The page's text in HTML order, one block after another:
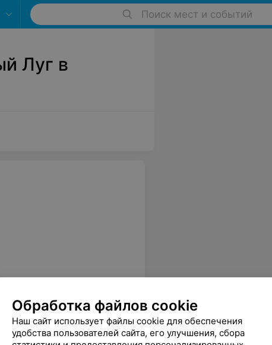
Поиск мест и событий
Луг в
Обработка файлов cookie
Наш сайт использует файлы cookie для обеспечения
удобства пользователей сайта, его улучшения, сбора